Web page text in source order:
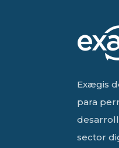
Exægis
para
sector